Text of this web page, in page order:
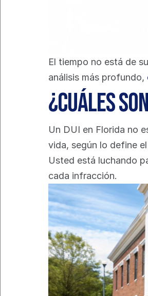
El tiempo no está de
análisis más profundo,
¿Cuáles
Un DUI en Florida no
vida, según lo define el
Usted está luchando
cada infracción.